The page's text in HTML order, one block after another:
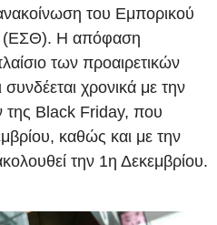
του Εμπορικού
(ΕΣΘ). Η απόφαση
των προαιρετικών
χρονικά με την
Black Friday, που
καθώς και με την
την 1η Δεκεμβρίου.